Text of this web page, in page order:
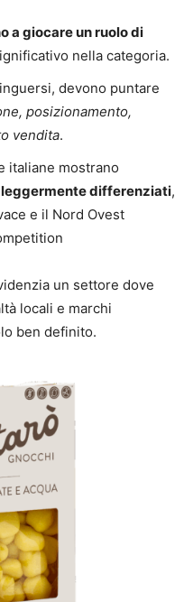
a giocare un ruolo di
nella categoria.
devono puntare
posizionamento,
vendita.
italiane mostrano
differenziati,
e il Nord Ovest
un settore dove
locali e marchi
ben definito.